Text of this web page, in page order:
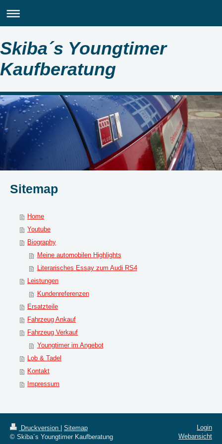
Skiba´s Youngtimer
Kaufberatung
Sitemap
Home
Youtube
Biography
Meine automobilen Highlights
Literarisches Essay zum Audi RS4
Leistungen
Kundenreferenzen
Ersatzteile
Fahrzeug Ankauf
Fahrzeug Verkauf
Youngtimer im Angebot
Lob & Tadel
Kontakt
Impressum
Druckversion
Sitemap
© Skiba´s Youngtimer Kaufberatung
Login
Webansicht